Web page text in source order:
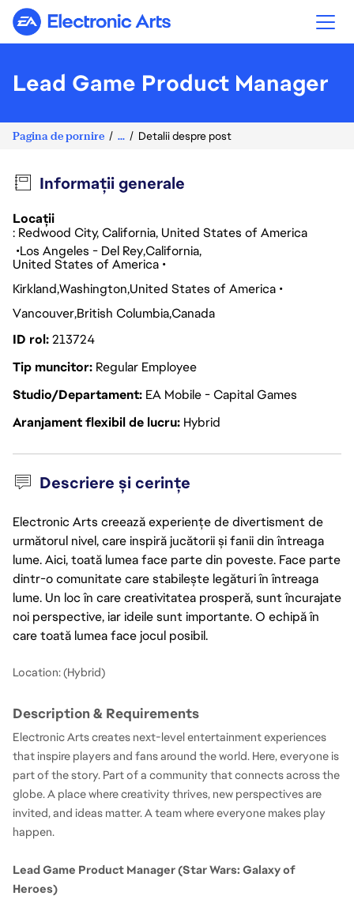
Electronic Arts
Lead Game Product Manager
Pagina de pornire ... Detalii despre post
Informații generale
Locații
: Redwood City, California, United States of America
Los Angeles - Del ReyCalifornia
United States of America
KirklandWashington United States of America
VancouverBritish ColumbiaCanada
ID rol213724
Tip muncitor Regular Employee
Studio/Departament EA Mobile - Capital Games
Aranjament flexibil de lucru Hybrid
Descriere și cerințe
Electronic Arts creează experiențe de divertisment de
următorul nivel, care inspiră jucătorii și fanii din întreaga
lume. Aici, toată lumea face parte din poveste. Face parte
dintr-o comunitate care stabilește legături în întreaga
lume. Un loc în care creativitatea prosperă, sunt încurajate
noi perspective, iar ideile sunt importante. O echipă în
care toată lumea face jocul posibil.
Location: (Hybrid)
Description & Requirements
Electronic Arts creates next-level entertainment experiences
that inspire players and fans around the world. Here, everyone is
part of the story. Part of a community that connects across the
globe. A place where creativity thrives, new perspectives are
invited, and ideas matter. A team where everyone makes play
happen.
Lead Game Product Manager (Star Wars: Galaxy of
Heroes)